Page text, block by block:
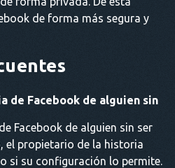
de forma más segura y
de Facebook de alguien sin
Facebook de alguien sin ser
el propietario de la historia
si su configuración lo permite.